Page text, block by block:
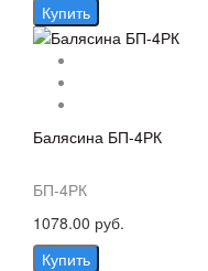
Купить
Балясина БП-4РК
БП-4РК
1078.00 руб.
Купить